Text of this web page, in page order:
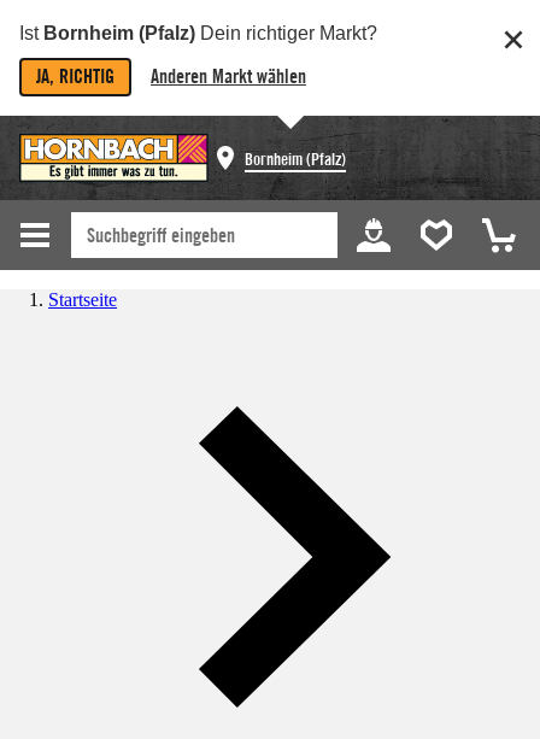
Ist Bornheim (Pfalz) Dein richtiger Markt?
JA, RICHTIG Anderen Markt wählen
Bornheim (Pfalz)
Startseite